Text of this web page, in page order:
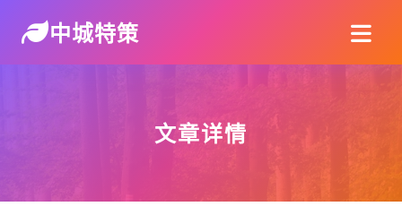
中城特策
文章详情